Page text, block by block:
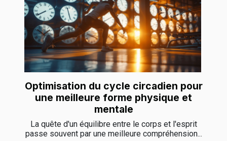
Optimisation du cycle circadien pour
une meilleure forme physique et
mentale
La quête d'un équilibre entre le corps et l'esprit
passe souvent par une meilleure compréhension...